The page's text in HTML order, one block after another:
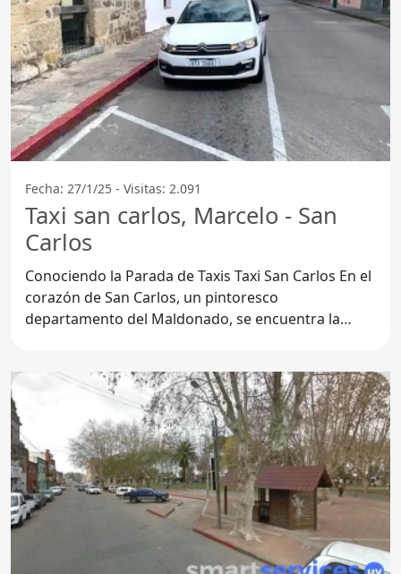
Fecha: 27/1/25 - Visitas: 2.091
Taxi san carlos, Marcelo - San
Carlos
Conociendo la Parada de Taxis Taxi San Carlos En el
corazón de San Carlos, un pintoresco
departamento del Maldonado, se encuentra la